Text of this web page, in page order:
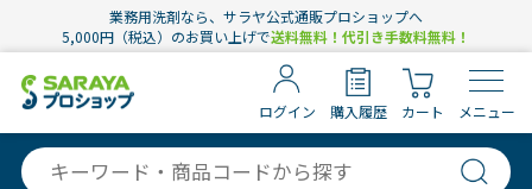
業務用洗剤なら、サラヤ公式通販プロショップへ
5,000円（税込）のお買い上げで送料無料！代引き手数料無料！
ログイン 購入履歴 カート メニュー